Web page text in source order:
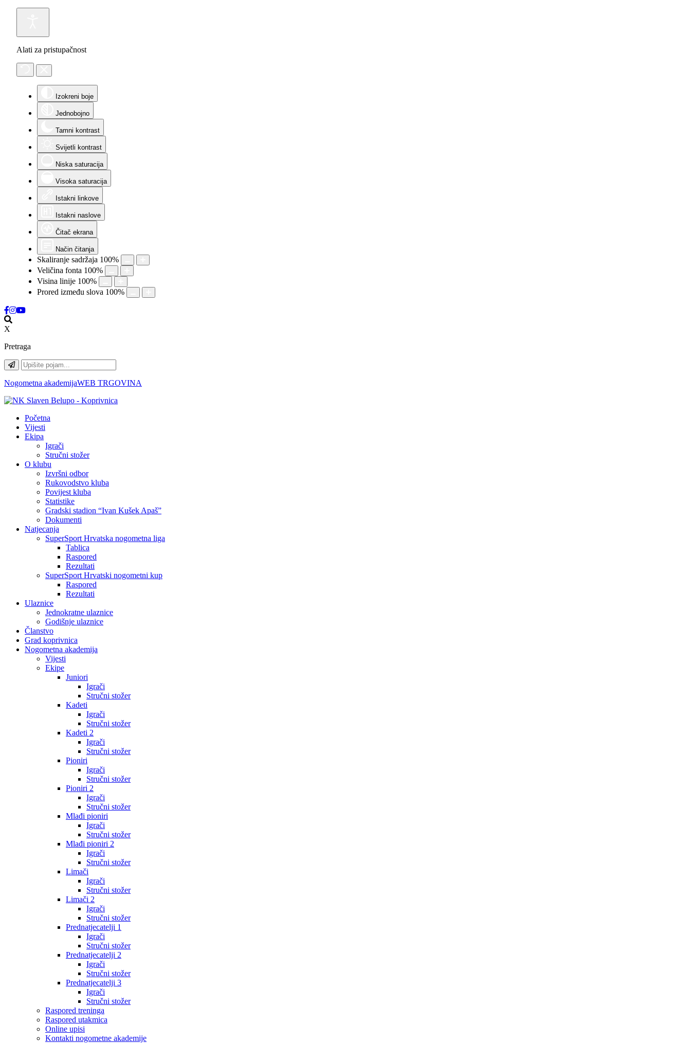
Alati za pristupačnost
Izokreni boje
Jednobojno
Tamni kontrast
Svijetli kontrast
Niska saturacija
Visoka saturacija
Istakni linkove
Istakni naslove
Čitač ekrana
Način čitanja
Skaliranje sadržaja 100%
Veličina fonta 100%
Visina linije 100%
Prored između slova 100%
X
Pretraga
Nogometna akademijaWEB TRGOVINA
Početna
Vijesti
Ekipa
Igrači
Stručni stožer
O klubu
Izvršni odbor
Rukovodstvo kluba
Povijest kluba
Statistike
Gradski stadion “Ivan Kušek Apaš”
Dokumenti
Natjecanja
SuperSport Hrvatska nogometna liga
Tablica
Raspored
Rezultati
SuperSport Hrvatski nogometni kup
Raspored
Rezultati
Ulaznice
Jednokratne ulaznice
Godišnje ulaznice
Članstvo
Grad koprivnica
Nogometna akademija
Vijesti
Ekipe
Juniori
Igrači
Stručni stožer
Kadeti
Igrači
Stručni stožer
Kadeti 2
Igrači
Stručni stožer
Pioniri
Igrači
Stručni stožer
Pioniri 2
Igrači
Stručni stožer
Mlađi pioniri
Igrači
Stručni stožer
Mlađi pioniri 2
Igrači
Stručni stožer
Limači
Igrači
Stručni stožer
Limači 2
Igrači
Stručni stožer
Prednatjecatelji 1
Igrači
Stručni stožer
Prednatjecatelji 2
Igrači
Stručni stožer
Prednatjecatelji 3
Igrači
Stručni stožer
Raspored treninga
Raspored utakmica
Online upisi
Kontakti nogometne akademije